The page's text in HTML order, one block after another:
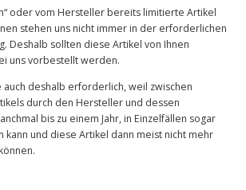
oder vom Hersteller bereits limitierte Artikel
stehen uns nicht immer in der erforderlichen
Deshalb sollten diese Artikel von Ihnen
uns vorbestellt werden.
deshalb erforderlich, weil zwischen
durch den Hersteller und dessen
bis zu einem Jahr, in Einzelfällen sogar
kann und diese Artikel dann meist nicht mehr